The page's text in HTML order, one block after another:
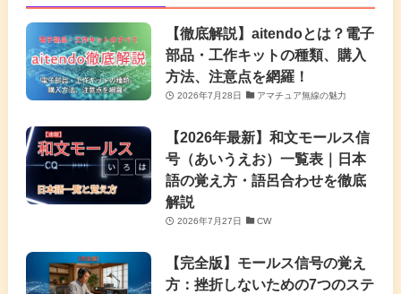
【徹底解説】aitendoとは？電子
部品・工作キットの種類、購入
方法、注意点を網羅！
2026年7月28日 アマチュア無線の魅力
【2026年最新】和文モールス信
号（あいうえお）一覧表｜日本
語の覚え方・語呂合わせを徹底
解説
2026年7月27日 CW
【完全版】モールス信号の覚え
方：挫折しないための7つのステ